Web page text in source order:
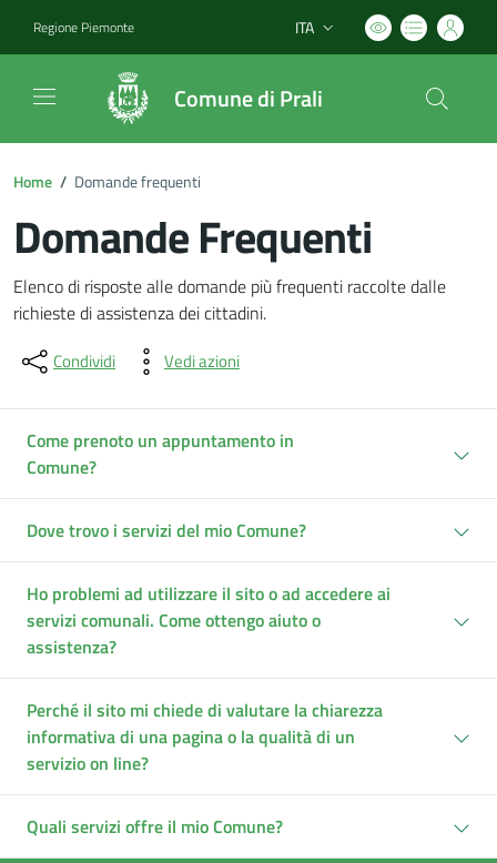
Regione Piemonte Lingua attiva:
ITA
Comune di Prali
Home / Domande frequenti
Domande Frequenti
Dettagli del documento
Elenco di risposte alle domande più frequenti raccolte dalle
richieste di assistenza dei cittadini.
Condividi Vedi azioni
Come prenoto un appuntamento in
Comune?
Dove trovo i servizi del mio Comune?
Ho problemi ad utilizzare il sito o ad accedere ai
servizi comunali. Come ottengo aiuto o
assistenza?
Perché il sito mi chiede di valutare la chiarezza
informativa di una pagina o la qualità di un
servizio on line?
Quali servizi offre il mio Comune?